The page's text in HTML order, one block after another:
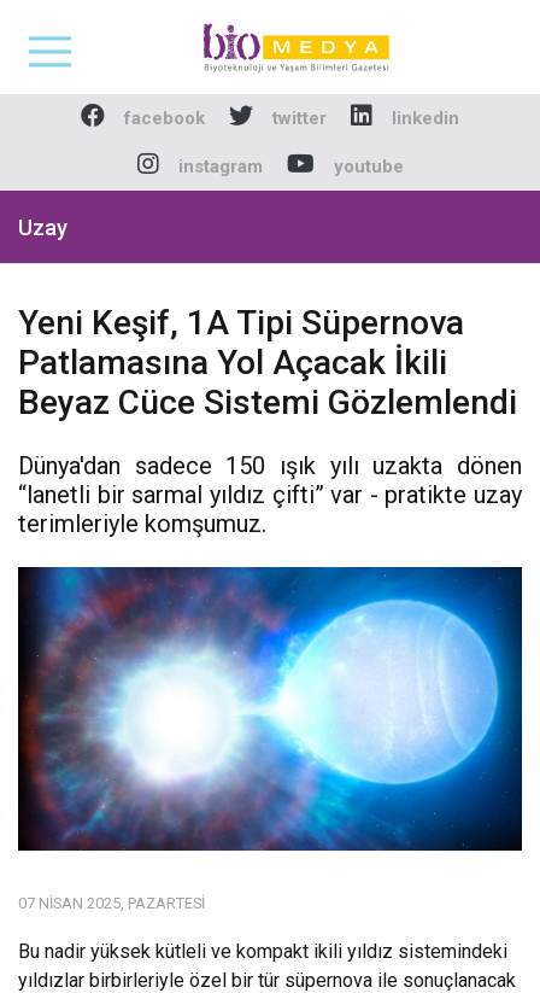
Biomedya -
facebook twitter linkedin
instagram youtube
Uzay
Yeni Keşif, 1A Tipi Süpernova
Patlamasına Yol Açacak İkili
Beyaz Cüce Sistemi Gözlemlendi
Dünya'dan sadece 150 ışık yılı uzakta dönen
“lanetli bir sarmal yıldız çifti” var - pratikte uzay
terimleriyle komşumuz.
07 NISAN 2025, PAZARTESI
Bu nadir yüksek kütleli ve kompakt ikili yıldız sistemindeki
yıldızlar birbirleriyle özel bir tür süpernova ile sonuçlanacak